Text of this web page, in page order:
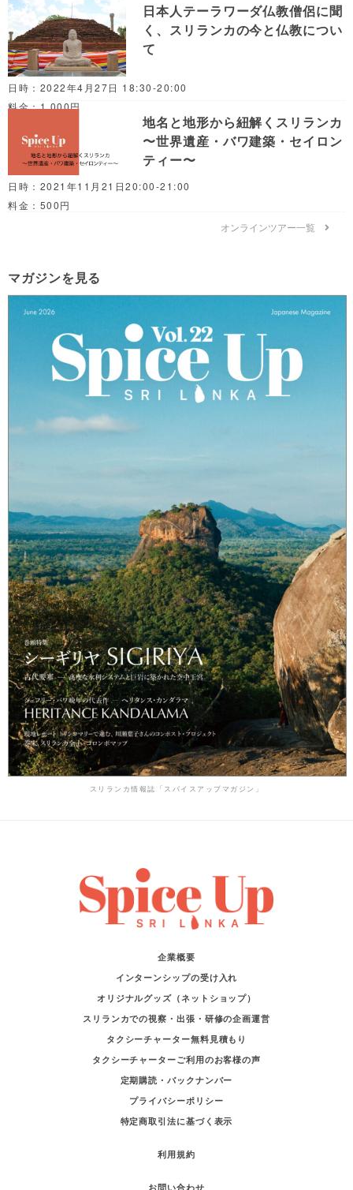
日本人テーラワーダ仏教僧侶に聞
く、スリランカの今と仏教につい
て
日時：2022年4月27日 18:30-20:00
料金：1,000円
地名と地形から紐解くスリランカ
〜世界遺産・バワ建築・セイロン
ティー〜
日時：2021年11月21日20:00-21:00
料金：500円
オンラインツアー一覧
マガジンを見る
スリランカ情報誌「スパイスアップマガジン」
企業概要
インターンシップの受け入れ
オリジナルグッズ（ネットショップ）
スリランカでの視察・出張・研修の企画運営
タクシーチャーター無料見積もり
タクシーチャーターご利用のお客様の声
定期購読・バックナンバー
プライバシーポリシー
特定商取引法に基づく表示
利用規約
お問い合わせ